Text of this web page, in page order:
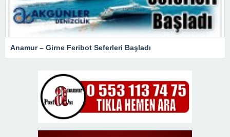
Anamur – Girne Feribot Seferleri Başladı